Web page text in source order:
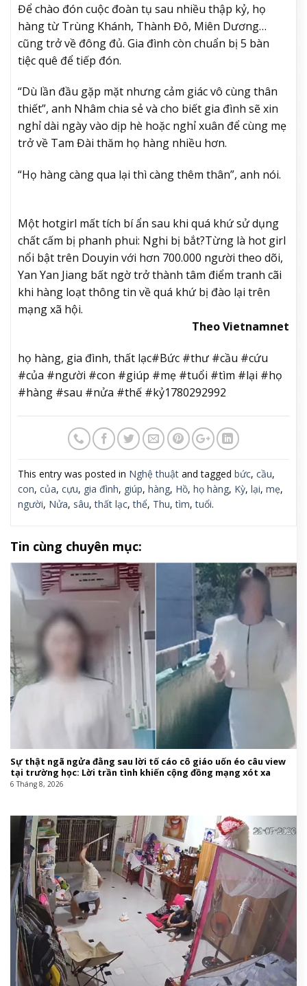
Để chào đón cuộc đoàn tụ sau nhiều thập kỷ, họ
hàng từ Trùng Khánh, Thành Đô, Miên Dương…
cũng trở về đông đủ. Gia đình còn chuẩn bị 5 bàn
tiệc quê để tiếp đón.
“Dù lần đầu gặp mặt nhưng cảm giác vô cùng thân
thiết”, anh Nhâm chia sẻ và cho biết gia đình sẽ xin
nghỉ dài ngày vào dịp hè hoặc nghỉ xuân để cùng mẹ
trở về Tam Đài thăm họ hàng nhiều hơn.
“Họ hàng càng qua lại thì càng thêm thân”, anh nói.
Một hotgirl mất tích bí ẩn sau khi quá khứ sử dụng
chất cấm bị phanh phui: Nghi bị bắt?Từng là hot girl
nổi bật trên Douyin với hơn 700.000 người theo dõi,
Yan Yan Jiang bất ngờ trở thành tâm điểm tranh cãi
khi hàng loạt thông tin về quá khứ bị đào lại trên
mạng xã hội.
Theo Vietnamnet
họ hàng, gia đình, thất lạc#Bức #thư #cầu #cứu
#của #người #con #giúp #mẹ #tuổi #tìm #lại #họ
#hàng #sau #nửa #thế #kỷ1780292992
This entry was posted in Nghệ thuật and tagged bức, cầu,
con, của, cựu, gia đình, giúp, hàng, Hồ, họ hàng, Kỳ, lại, mẹ,
người, Nửa, sâu,thất lạc,thể, Thu,tìm,tuổi.
Tin cùng chuyên mục:
Sự thật ngã ngửa đằng sau lời tố cáo cô giáo uốn éo câu view
tại trường học: Lời trần tình khiến cộng đồng mạng xót xa
6 Tháng 8, 2026